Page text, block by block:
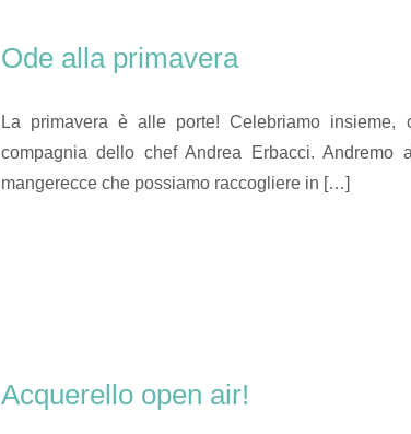
Ode alla primavera
La primavera è alle porte! Celebriamo
compagnia dello chef Andrea Erbacci.
mangerecce che possiamo raccogliere in […]
Acquerello open air!